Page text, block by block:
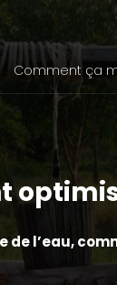
Comment ça
de l’eau,